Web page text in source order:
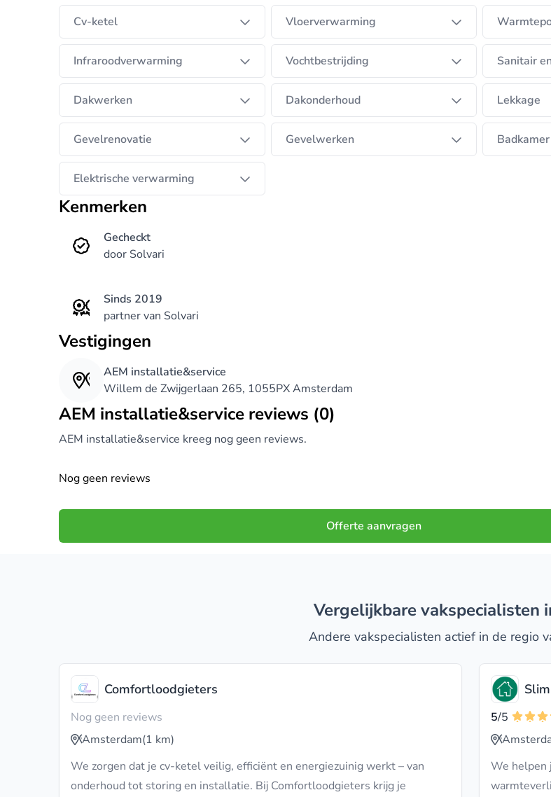
Cv-ketel Vloerverwarming
Infraroodverwarming Vochtbestrijding Sanitair
Dakwerken Dakonderhoud Lekkage
Gevelrenovatie Gevelwerken
Elektrische verwarming
Kenmerken
Gecheckt
door Solvari
Sinds 2019
partner van Solvari
Vestigingen
AEM installatie&service
Willem de Zwijgerlaan 265, 1055PX Amsterdam
AEM installatie&service reviews (0)
AEM installatie&service kreeg nog geen reviews.
Nog geen reviews
Offerte aanvragen
Vergelijkbare vakspecialisten
Andere vakspecialisten actief in de regio
Comfortloodgieters
Nog geen reviews
Amsterdam(1 km)
We zorgen dat je cv-ketel veilig, efficiënt en energiezuinig werkt – van
onderhoud tot storing en installatie. Bij Comfortloodgieters krijg je
5/5
We helpen